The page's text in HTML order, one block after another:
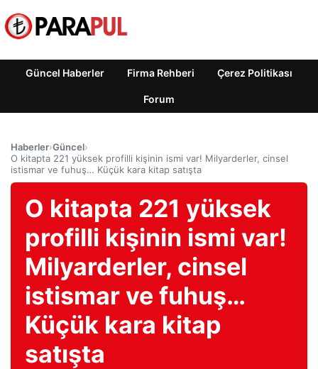
Güncel Haberler Firma Rehberi Çerez Politikası
Forum
Haberler›Güncel›
O kitapta 221 yüksek profilli kişinin ismi var! Milyarderler, cinsel
istismar ve fuhuş… Küçük kara kitap satışta
O kitapta 221 yüksek
profilli kişinin ismi var!
Milyarderler, cinsel
istismar ve fuhuş…
Küçük kara kitap
satışta